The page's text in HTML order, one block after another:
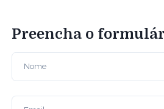
Preencha o